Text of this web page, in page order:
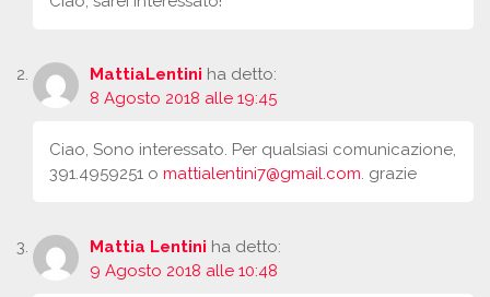
MattiaLentini ha detto:
8 Agosto 2018 alle 19:45
Ciao, Sono interessato. Per qualsiasi comunicazione,
391.4959251 o mattialentini7@gmail.com. grazie
Mattia Lentini ha detto:
9 Agosto 2018 alle 10:48